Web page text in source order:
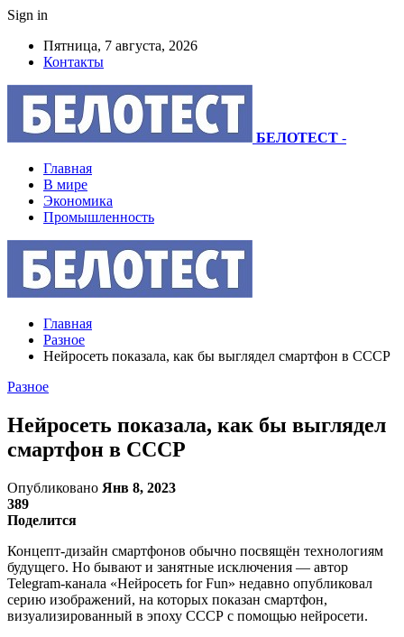
Sign in
Пятница, 7 августа, 2026
Контакты
БЕЛОТЕСТ -
Главная
В мире
Экономика
Промышленность
Главная
Разное
Нейросеть показала, как бы выглядел смартфон в СССР
Разное
Нейросеть показала, как бы выглядел
смартфон в СССР
Опубликовано Янв 8, 2023
389
Поделится
Концепт-дизайн смартфонов обычно посвящён технологиям
будущего. Но бывают и занятные исключения — автор
Telegram-канала «Нейросеть for Fun» недавно опубликовал
серию изображений, на которых показан смартфон,
визуализированный в эпоху СССР с помощью нейросети.